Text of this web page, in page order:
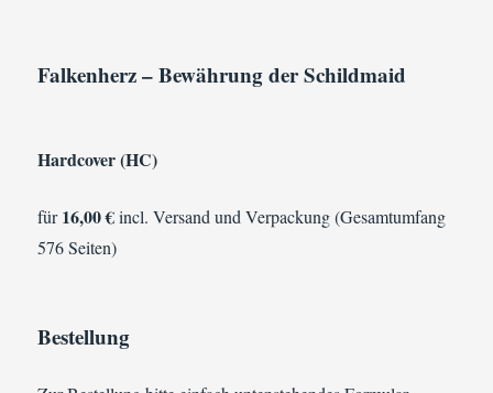
Falkenherz – Bewährung der Schildmaid
Hardcover (HC)
für16,00 €incl. Versand und Verpackung (Gesamtumfang
576 Seiten)
Bestellung